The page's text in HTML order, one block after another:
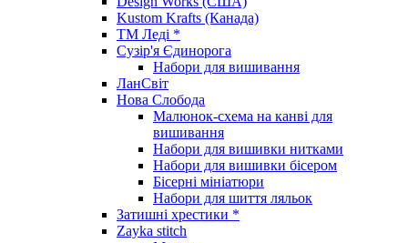
Kustom Krafts (Канада)
ТМ Леді *
Сузір'я Єдинорога
Набори для вишивання
ЛанСвіт
Нова Слобода
Малюнок-схема на канві для
вишивання
Набори для вишивки нитками
Набори для вишивки бісером
Бісерні мініатюри
Набори для шиття ляльок
Затишні хрестики *
Zayka stitch